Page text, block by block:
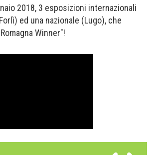
2018, 3 esposizioni internazionali
ed una nazionale (Lugo), che
Winner"!